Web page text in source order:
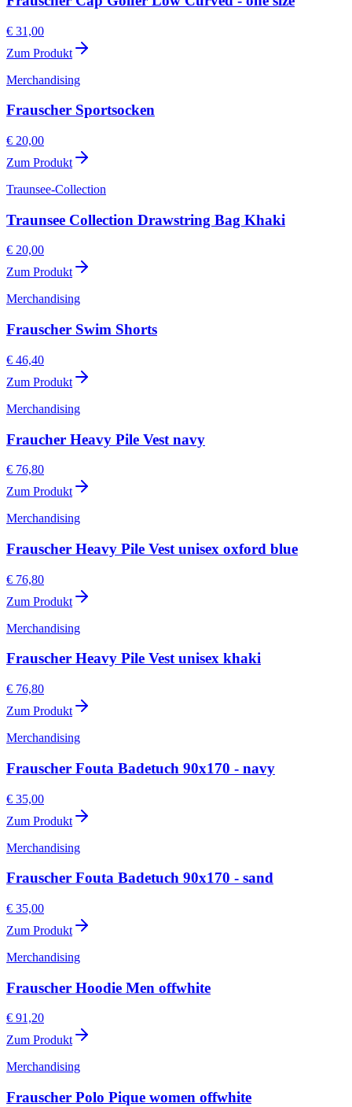
€ 31,00
Zum Produkt
Merchandising
Frauscher Sportsocken
€ 20,00
Zum Produkt
Traunsee-Collection
Traunsee Collection Drawstring Bag Khaki
€ 20,00
Zum Produkt
Merchandising
Frauscher Swim Shorts
€ 46,40
Zum Produkt
Merchandising
Fraucher Heavy Pile Vest navy
€ 76,80
Zum Produkt
Merchandising
Frauscher Heavy Pile Vest unisex oxford blue
€ 76,80
Zum Produkt
Merchandising
Frauscher Heavy Pile Vest unisex khaki
€ 76,80
Zum Produkt
Merchandising
Frauscher Fouta Badetuch 90x170 - navy
€ 35,00
Zum Produkt
Merchandising
Frauscher Fouta Badetuch 90x170 - sand
€ 35,00
Zum Produkt
Merchandising
Frauscher Hoodie Men offwhite
€ 91,20
Zum Produkt
Merchandising
Frauscher Polo Pique women offwhite